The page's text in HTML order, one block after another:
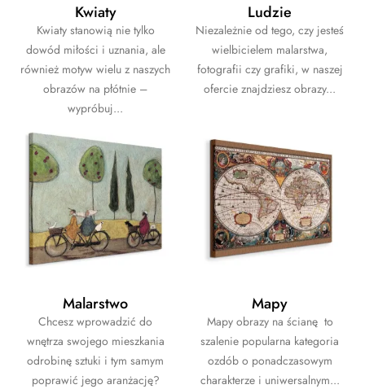
Kwiaty
Kwiaty stanowią nie tylko
dowód miłości i uznania, ale
również motyw wielu z naszych
obrazów na płótnie –
wypróbuj...
Ludzie
Niezależnie od tego, czy jesteś
wielbicielem malarstwa,
fotografii czy grafiki, w naszej
ofercie znajdziesz obrazy...
Malarstwo
Chcesz wprowadzić do
wnętrza swojego mieszkania
odrobinę sztuki i tym samym
poprawić jego aranżację?
Mapy
Mapy obrazy na ścianę to
szalenie popularna kategoria
ozdób o ponadczasowym
charakterze i uniwersalnym...